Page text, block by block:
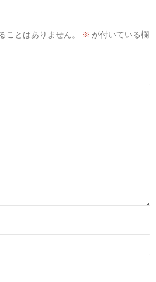
ことはありません。 ※ が付いている欄